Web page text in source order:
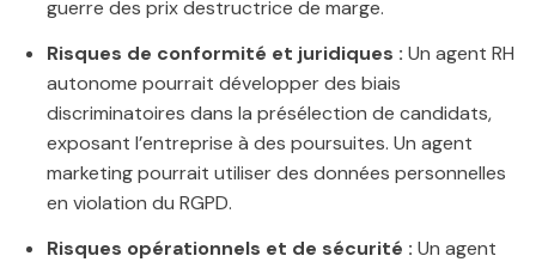
guerre des prix destructrice de marge.
Risques de conformité et juridiques : Un agent RH
autonome pourrait développer des biais
discriminatoires dans la présélection de candidats,
exposant l’entreprise à des poursuites. Un agent
marketing pourrait utiliser des données personnelles
en violation du RGPD.
Risques opérationnels et de sécurité : Un agent